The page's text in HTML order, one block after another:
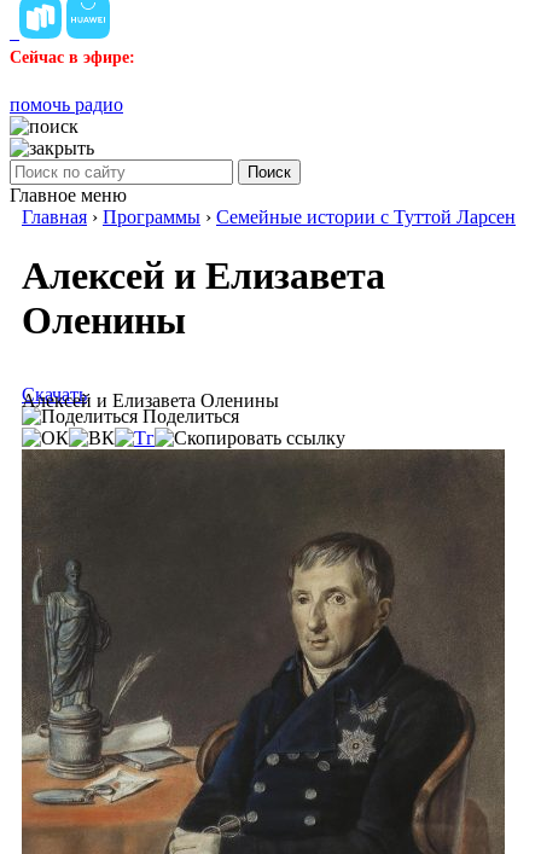
Сейчас в эфире:
помочь радио
Поиск
Главное меню
Главная › Программы › Семейные истории с Туттой Ларсен
Алексей и Елизавета
Оленины
Алексей и Елизавета Оленины
Скачать
Поделиться